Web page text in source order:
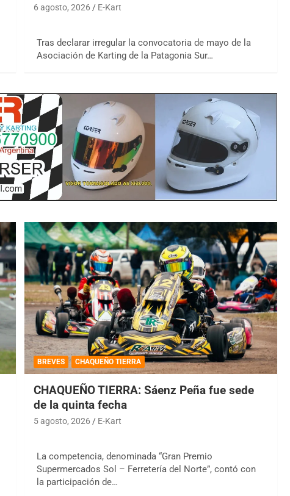
6 agosto, 2026 E-Kart
Tras declarar irregular la convocatoria de mayo de la
Asociación de Karting de la Patagonia Sur…
BREVES CHAQUEÑO TIERRA
CHAQUEÑO TIERRA: Sáenz Peña fue sede
de la quinta fecha
5 agosto, 2026 E-Kart
La competencia, denominada “Gran Premio
Supermercados Sol – Ferretería del Norte”, contó con
la participación de…